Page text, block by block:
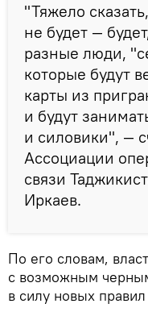
"Тяжело
не будет —
разные люди,
которые будут
карты из
и будут
и силовики", —
Ассоциации
связи
Иркаев.
По его словам,
с возможным
в силу новых